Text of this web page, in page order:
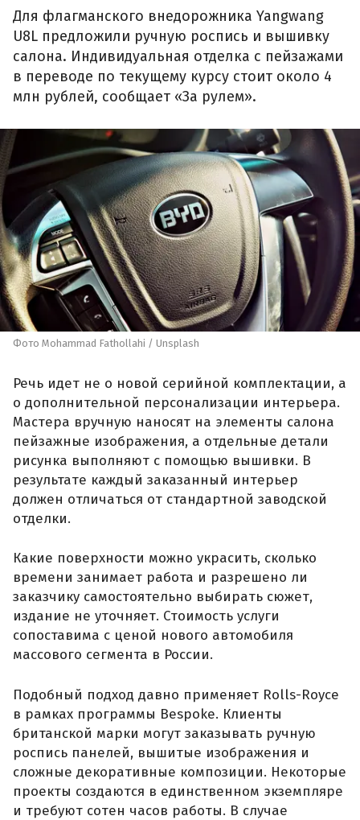
Для флагманского внедорожника Yangwang
U8L предложили ручную роспись и вышивку
салона. Индивидуальная отделка с пейзажами
в переводе по текущему курсу стоит около 4
млн рублей, сообщает «За рулем».
Фото Mohammad Fathollahi / Unsplash
Речь идет не о новой серийной комплектации, а
о дополнительной персонализации интерьера.
Мастера вручную наносят на элементы салона
пейзажные изображения, а отдельные детали
рисунка выполняют с помощью вышивки. В
результате каждый заказанный интерьер
должен отличаться от стандартной заводской
отделки.
Какие поверхности можно украсить, сколько
времени занимает работа и разрешено ли
заказчику самостоятельно выбирать сюжет,
издание не уточняет. Стоимость услуги
сопоставима с ценой нового автомобиля
массового сегмента в России.
Подобный подход давно применяет Rolls-Royce
в рамках программы Bespoke. Клиенты
британской марки могут заказывать ручную
роспись панелей, вышитые изображения и
сложные декоративные композиции. Некоторые
проекты создаются в единственном экземпляре
и требуют сотен часов работы. В случае